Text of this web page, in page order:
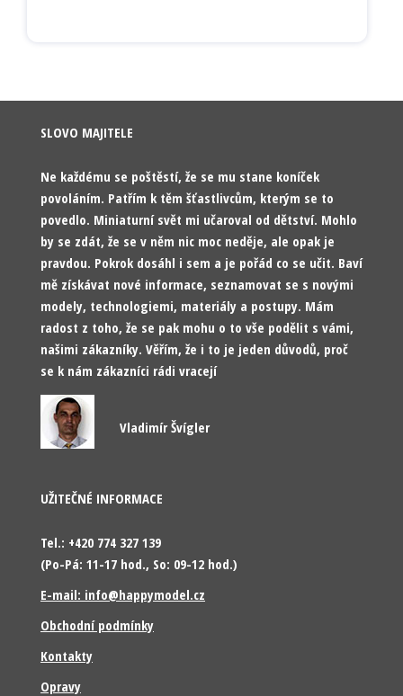
SLOVO MAJITELE
Ne každému se poštěstí, že se mu stane koníček
povoláním. Patřím k těm šťastlivcům, kterým se to
povedlo. Miniaturní svět mi učaroval od dětství. Mohlo
by se zdát, že se v něm nic moc neděje, ale opak je
pravdou. Pokrok dosáhl i sem a je pořád co se učit. Baví
mě získávat nové informace, seznamovat se s novými
modely, technologiemi, materiály a postupy. Mám
radost z toho, že se pak mohu o to vše podělit s vámi,
našimi zákazníky. Věřím, že i to je jeden důvodů, proč
se k nám zákazníci rádi vracejí
Vladimír Švígler
UŽITEČNÉ INFORMACE
Tel.: +420 774 327 139
(Po-Pá: 11-17 hod., So: 09-12 hod.)
E-mail: info@happymodel.cz
Obchodní podmínky
Kontakty
Opravy